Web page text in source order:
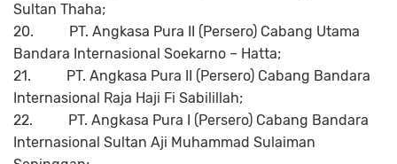
Sultan Thaha;
20.
PT. Angkasa Pura II (Persero) Cabang Utama
Bandara Internasional Soekarno – Hatta;
21.
PT. Angkasa Pura II (Persero) Cabang Bandara
Internasional Raja Haji Fi Sabilillah;
22.
PT. Angkasa Pura I (Persero) Cabang Bandara
Internasional Sultan Aji Muhammad Sulaiman